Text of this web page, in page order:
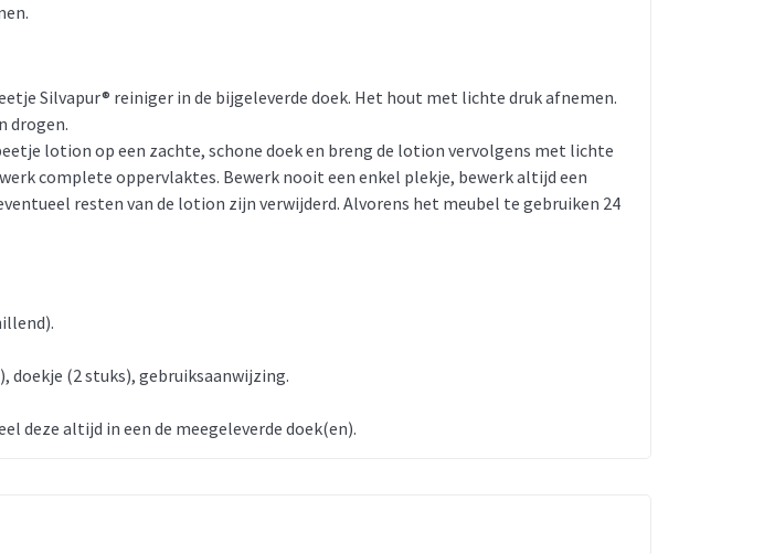
Silvapur® reiniger in de bijgeleverde doek. Het hout met lichte druk afnemen.
drogen.
lotion op een zachte, schone doek en breng de lotion vervolgens met lichte
complete oppervlaktes. Bewerk nooit een enkel plekje, bewerk altijd een
resten van de lotion zijn verwijderd. Alvorens het meubel te gebruiken 24
(2 stuks), gebruiksaanwijzing.
deze altijd in een de meegeleverde doek(en).